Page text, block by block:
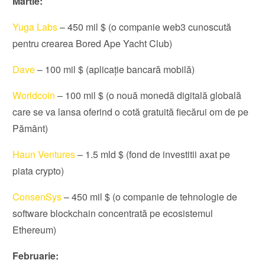
Yuga Labs– 450 mil $ (o companie web3 cunoscută
pentru crearea Bored Ape Yacht Club)
Dave– 100 mil $ (aplicație bancară mobilă)
Worldcoin – 100 mil $ (o nouă monedă digitală globală
care se va lansa oferind o cotă gratuită fiecărui om de pe
Pământ)
Haun Ventures– 1.5 mld $ (fond de investitii axat pe
piata crypto)
ConsenSys– 450 mil $ (o companie de tehnologie de
software blockchain concentrată pe ecosistemul
Ethereum)
Februarie: